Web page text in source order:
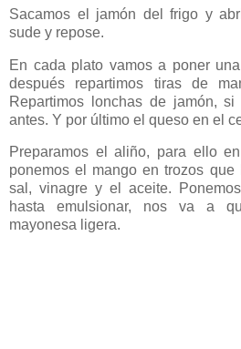
Sacamos el jamón del frigo y
sude y repose.
En cada plato vamos a poner
después repartimos tiras de
Repartimos lonchas de jamón,
antes. Y por último el queso en el
Preparamos el aliño, para ello
ponemos el mango en trozos que
sal, vinagre y el aceite.
hasta emulsionar, nos va a
mayonesa ligera.